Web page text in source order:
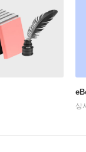
상